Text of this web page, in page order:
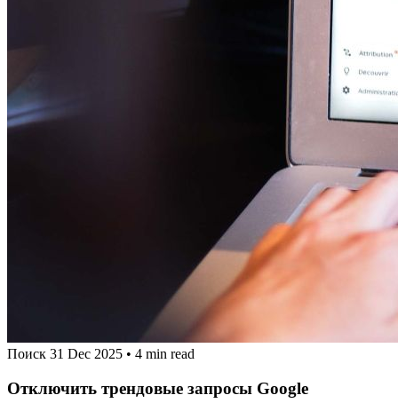
Поиск 31 Dec 2025 • 4 min read
Отключить трендовые запросы Google